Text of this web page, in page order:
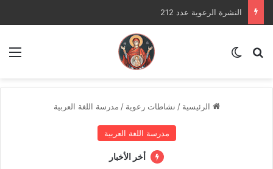
النشرة الرعوية عدد 213
بحث عن
الرئيسية / نشاطات رعوية / مدرسة اللغة العربية
مدرسة اللغة العربية
أخر الأخبار